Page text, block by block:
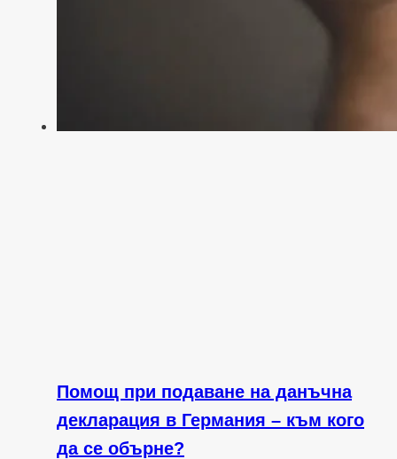
Помощ при подаване на данъчна
декларация в Германия – към кого
да се обърне?